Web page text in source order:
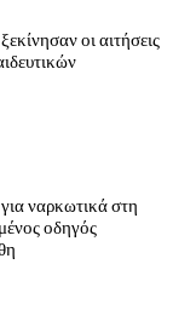
οι αιτήσεις
ναρκωτικά στη
οδηγός